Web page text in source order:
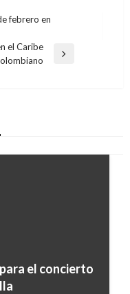
febrero en
el Caribe
el concierto